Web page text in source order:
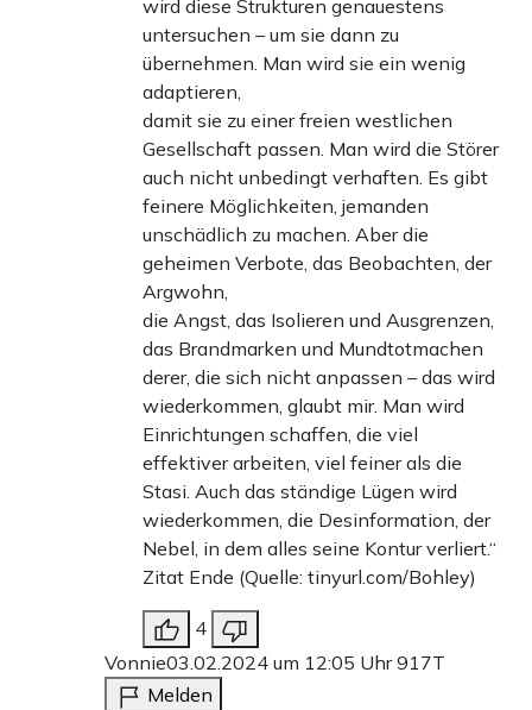
wird diese Strukturen genauestens
untersuchen – um sie dann zu
übernehmen. Man wird sie ein wenig
adaptieren,
damit sie zu einer freien westlichen
Gesellschaft passen. Man wird die Störer
auch nicht unbedingt verhaften. Es gibt
feinere Möglichkeiten, jemanden
unschädlich zu machen. Aber die
geheimen Verbote, das Beobachten, der
Argwohn,
die Angst, das Isolieren und Ausgrenzen,
das Brandmarken und Mundtotmachen
derer, die sich nicht anpassen – das wird
wiederkommen, glaubt mir. Man wird
Einrichtungen schaffen, die viel
effektiver arbeiten, viel feiner als die
Stasi. Auch das ständige Lügen wird
wiederkommen, die Desinformation, der
Nebel, in dem alles seine Kontur verliert.“
Zitat Ende (Quelle: tinyurl.com/Bohley)
4
Vonnie03.02.2024 um 12:05 Uhr917T
Melden